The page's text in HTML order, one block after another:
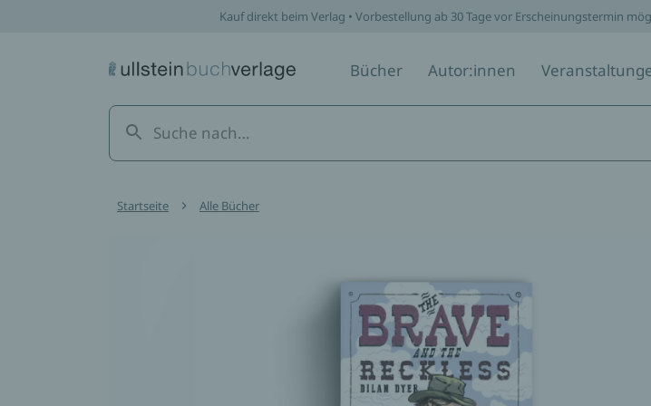
Kauf direkt beim Verlag • Vorbestellung ab 30 Tage vor Erscheinungstermin
Bücher Autor:innen
Startseite Alle Bücher